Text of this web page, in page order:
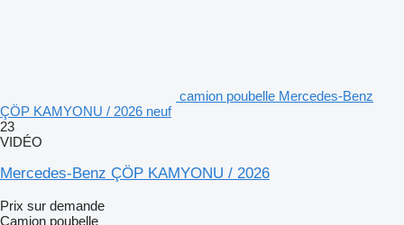
camion poubelle Mercedes-Benz
ÇÖP KAMYONU / 2026 neuf
23
VIDÉO
Mercedes-Benz ÇÖP KAMYONU / 2026
Prix sur demande
Camion poubelle